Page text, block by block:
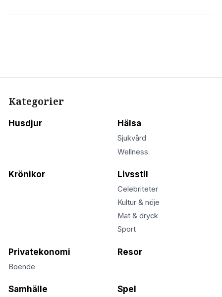
Kategorier
Husdjur Hälsa
Sjukvård
Wellness
Krönikor Livsstil
Celebriteter
Kultur & nöje
Mat & dryck
Sport
Privatekonomi
Boende
Resor
Samhälle Spel